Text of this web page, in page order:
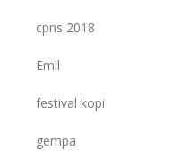
cpns 2018
Emil
festival kopi
gempa